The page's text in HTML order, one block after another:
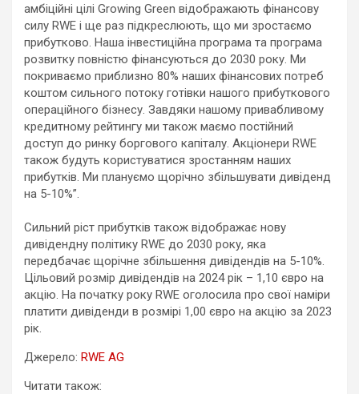
амбіційні цілі Growing Green відображають фінансову
силу RWE і ще раз підкреслюють, що ми зростаємо
прибутково. Наша інвестиційна програма та програма
розвитку повністю фінансуються до 2030 року. Ми
покриваємо приблизно 80% наших фінансових потреб
коштом сильного потоку готівки нашого прибуткового
операційного бізнесу. Завдяки нашому привабливому
кредитному рейтингу ми також маємо постійний
доступ до ринку боргового капіталу. Акціонери RWE
також будуть користуватися зростанням наших
прибутків. Ми плануємо щорічно збільшувати дивіденд
на 5-10%”.
Сильний ріст прибутків також відображає нову
дивідендну політику RWE до 2030 року, яка
передбачає щорічне збільшення дивідендів на 5-10%.
Цільовий розмір дивідендів на 2024 рік – 1,10 євро на
акцію. На початку року RWE оголосила про свої наміри
платити дивіденди в розмірі 1,00 євро на акцію за 2023
рік.
Джерело: RWE AG
Читати також: